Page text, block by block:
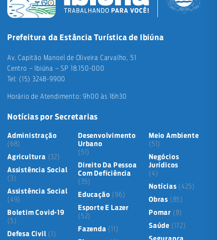
Prefeitura da Estância Turística de Ibiúna
Av. Capitão Manoel de Oliveira Carvalho, 51
Centro – Ibiúna – SP 18.150-000
Tel: (15) 3248-9900
Horário de Atendimento: 9h00 às 16h30
Notícias por Secretarias
Administração
(68)
Agricultura (32)
Assistência Social
(3)
Assistência Social
(49)
Boletim Covid-19
(5)
Defesa Civil (1)
Desenvolvimento
Urbano
(51)
Direito Da Pessoa
Com Deficiência
(35)
Educação (96)
Esporte E Lazer
(52)
Fazenda (11)
Meio Ambiente
(51)
Negócios
Jurídicos
(4)
Notícias (425)
Obras (85)
Pomar (8)
Saúde (172)